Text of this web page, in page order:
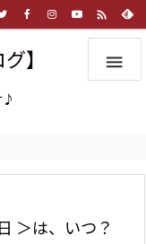


】
♪
＞は、いつ？